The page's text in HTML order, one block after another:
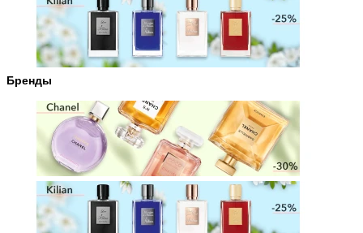
Бренды